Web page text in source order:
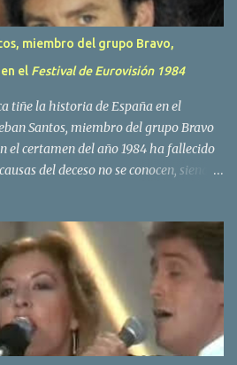
miembro del grupo Bravo,
el Festival de Eurovisión 1984
tiñe la historia de España en el
Santos, miembro del grupo Bravo
el certamen del año 1984 ha fallecido
del deceso no se conocen, siendo
en Tolosa en 1951, durante su
de empresariales conoció al
Villar, comenzando a actuar
Villar al piano, sin atreverse a dar el
Sin embargo esto cambió gracias a la
su abandono de Trigo Limpio,
Hispavox el encargo de crear